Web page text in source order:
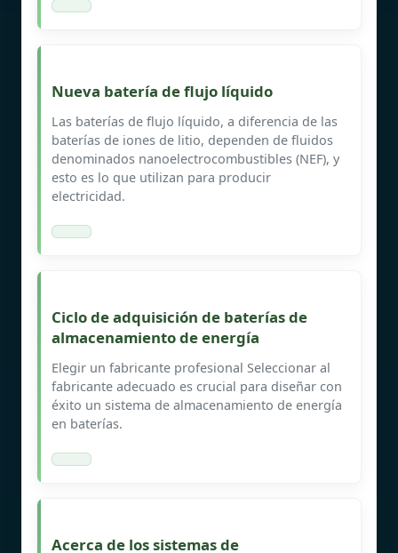
Nueva batería de flujo líquido
Las baterías de flujo líquido, a diferencia de las
baterías de iones de litio, dependen de fluidos
denominados nanoelectrocombustibles (NEF), y
esto es lo que utilizan para producir
electricidad.
Ciclo de adquisición de baterías de
almacenamiento de energía
Elegir un fabricante profesional Seleccionar al
fabricante adecuado es crucial para diseñar con
éxito un sistema de almacenamiento de energía
en baterías.
Acerca de los sistemas de